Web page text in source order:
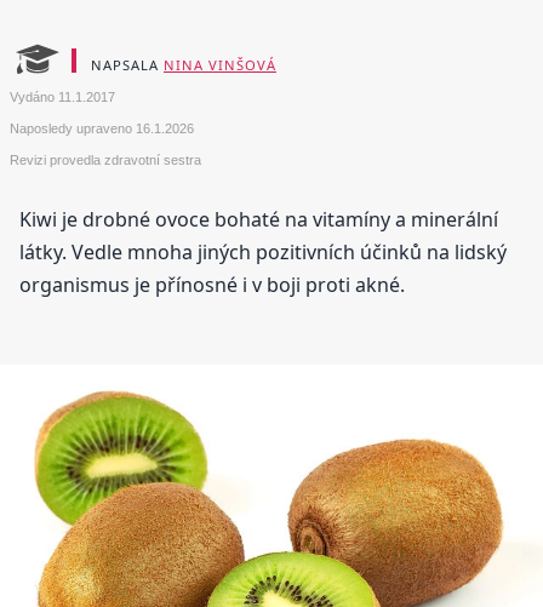
NAPSALA NINA VINŠOVÁ
Vydáno 11.1.2017
Naposledy upraveno 16.1.2026
Revizi provedla zdravotní sestra
Kiwi je drobné ovoce bohaté na vitamíny a minerální
látky. Vedle mnoha jiných pozitivních účinků na lidský
organismus je přínosné i v boji proti akné.